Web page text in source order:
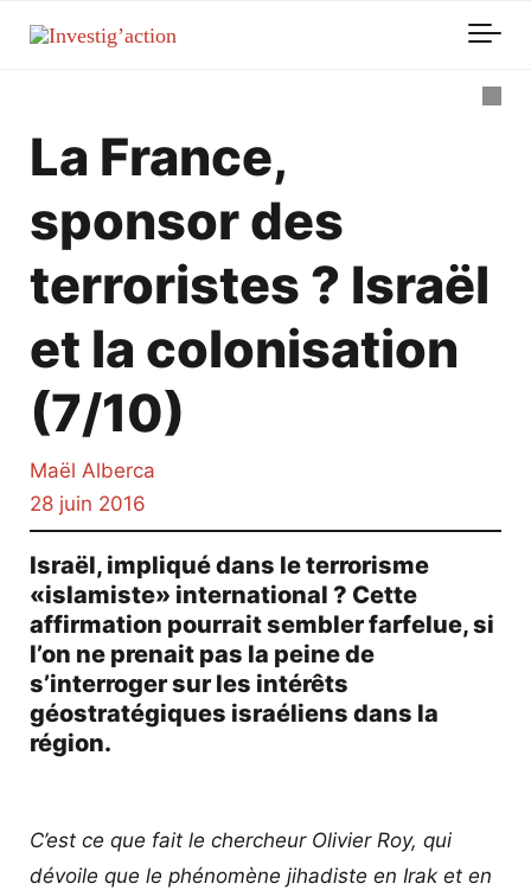
La France,
sponsor des
terroristes ? Israël
et la colonisation
(7/10)
Maël Alberca
28 juin 2016
Israël, impliqué dans le terrorisme
«islamiste» international ? Cette
affirmation pourrait sembler farfelue, si
l’on ne prenait pas la peine de
s’interroger sur les intérêts
géostratégiques israéliens dans la
région.
C’est ce que fait le chercheur Olivier Roy, qui
dévoile que le phénomène jihadiste en Irak et en